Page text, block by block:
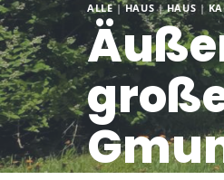
ALLE|HAUS|HAUS |